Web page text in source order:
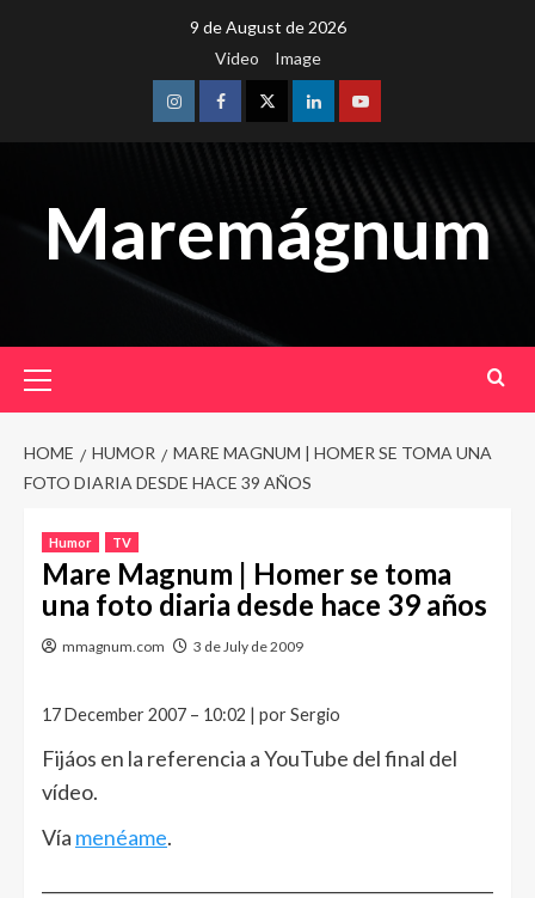
9 de August de 2026
Video
Image
InstagramFacebookTwitterLinkedinYoutube
Maremágnum
Menu
HOME HUMOR
MARE MAGNUM | HOMER SE TOMA UNA
FOTO DIARIA DESDE HACE 39 AÑOS
Humor TV
Mare Magnum | Homer se toma
una foto diaria desde hace 39 años
mmagnum.com 3 de July de 2009
17 December 2007 – 10:02 | por Sergio
Fijáos en la referencia a YouTube del final del
vídeo.
Vía menéame.